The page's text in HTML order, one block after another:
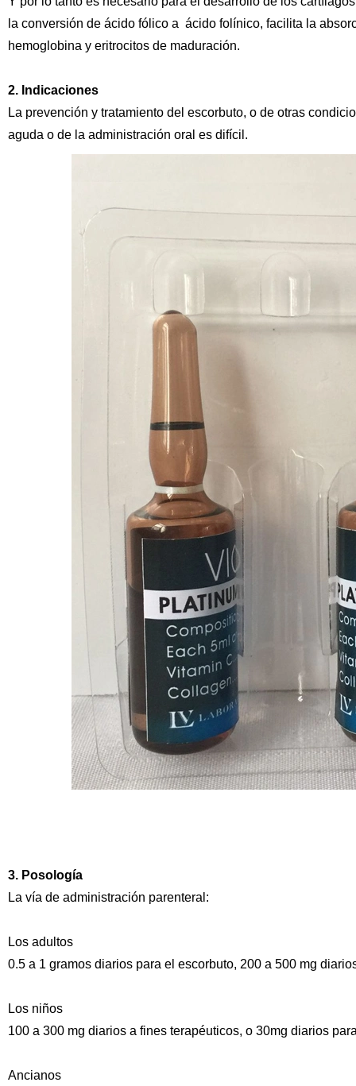
la conversión de ácido fólico a ácido folínico, facilita la
hemoglobina y eritrocitos de maduración.
2. Indicaciones
La prevención y tratamiento del escorbuto, o de otras
aguda o de la administración oral es difícil.
3. Posología
La vía de administración parenteral:
Los adultos
0.5 a 1 gramos diarios para el escorbuto, 200 a 500 mg
Los niños
100 a 300 mg diarios a fines terapéuticos, o 30mg diarios
Ancianos